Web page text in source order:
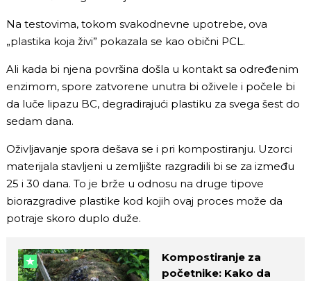
Na testovima, tokom svakodnevne upotrebe, ova
„plastika koja živi” pokazala se kao obični PCL.
Ali kada bi njena površina došla u kontakt sa određenim
enzimom, spore zatvorene unutra bi oživele i počele bi
da luče lipazu BC, degradirajući plastiku za svega šest do
sedam dana.
Oživljavanje spora dešava se i pri kompostiranju. Uzorci
materijala stavljeni u zemljište razgradili bi se za između
25 i 30 dana. To je brže u odnosu na druge tipove
biorazgradive plastike kod kojih ovaj proces može da
potraje skoro duplo duže.
Kompostiranje za
početnike: Kako da